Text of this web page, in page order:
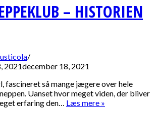
– HISTORIEN
2021december 18, 2021
fascineret så mange jægere over hele
Uanset hvor meget viden, der bliver
erfaring den… Læs mere »